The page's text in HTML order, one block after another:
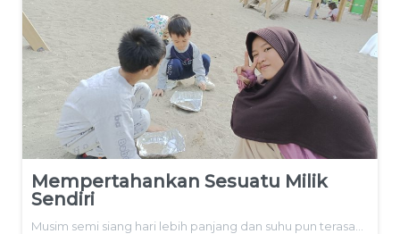
Mempertahankan Sesuatu Milik
Sendiri
Musim semi siang hari lebih panjang dan suhu pun terasa…